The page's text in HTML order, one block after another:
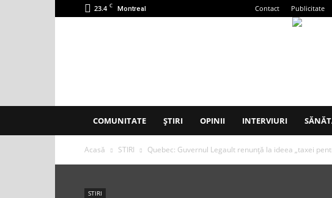
23.4 C Montreal Contact Publicitate
COMUNITATE ȘTIRI OPINII INTERVIURI
Acasă STIRI Quebec: Guvernul Legault renunță la ideea „taxei
STIRI